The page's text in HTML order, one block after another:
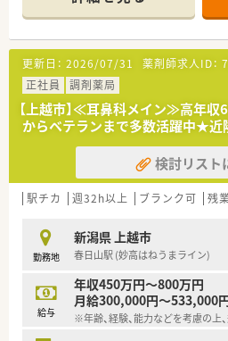
【店舗情報と応需状況について】
■新潟県上越市に位置しており、
分という毎日の通勤に大変便利
■近隣の医療機関より内科や耳鼻
40枚ほど応需しており、在宅業務
す。
■常勤薬剤師2名と非常勤薬剤師
り、患者様一人ひとりに寄り添っ
更新日： 2026/07/31 薬剤師求人ID：
正社員
調剤薬局
【上越市】≪耳鼻科メイン≫高年収
からベテランまで多数活躍中★近
検討リスト
駅チカ 週32h以上 ブランク可 残
勤務地
新潟県 上越市
春日山駅 (妙高はねうまライン)
給与
年収450万円～800万円
月給300,000円～533,000
※年齢、経験、能力などを考慮の上